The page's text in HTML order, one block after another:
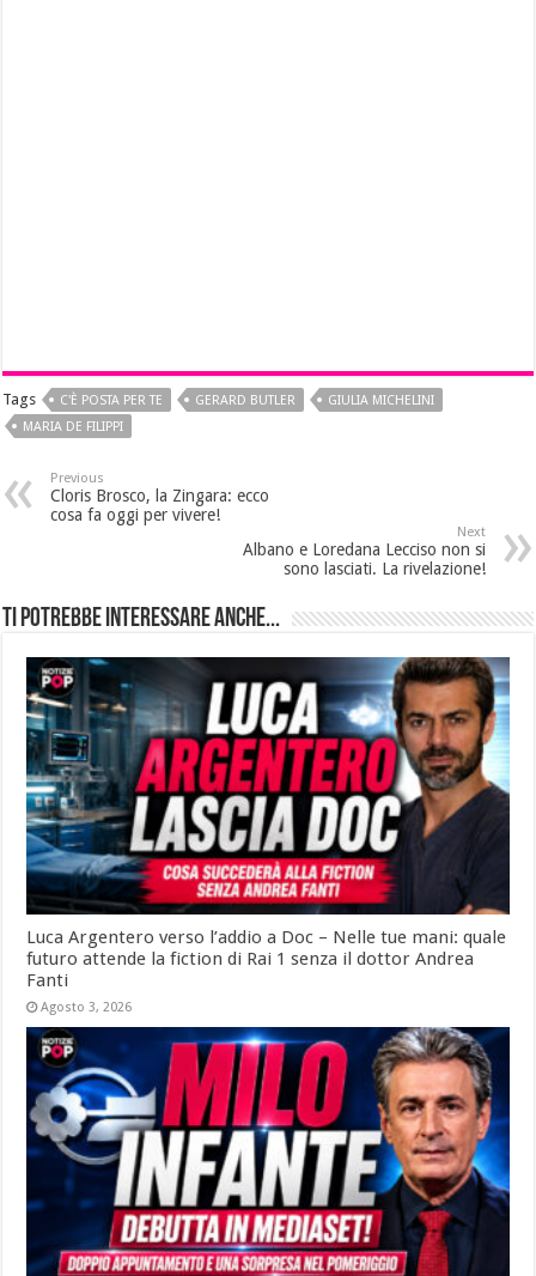
Tags C'È POSTA PER TE GERARD BUTLER
GIULIA MICHELINI
MARIA DE FILIPPI
Previous
Cloris Brosco, la Zingara: ecco
cosa fa oggi per vivere!
Next
Albano e Loredana Lecciso non si
sono lasciati. La rivelazione!
Ti potrebbe interessare anche...
Luca Argentero verso l’addio a Doc – Nelle tue mani: quale
futuro attende la fiction di Rai 1 senza il dottor Andrea
Fanti
Agosto 3, 2026